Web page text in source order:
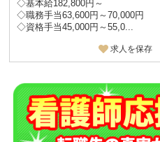
◇基本給182,800円～
◇職務手当63,600円～70,000円
◇資格手当45,000円～55,0...
求人を保存